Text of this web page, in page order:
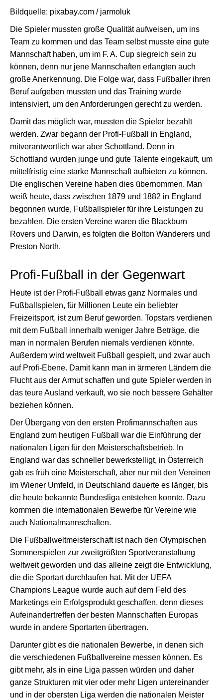
Bildquelle: pixabay.com / jarmoluk
Die Spieler mussten große Qualität aufweisen, um ins
Team zu kommen und das Team selbst musste eine gute
Mannschaft haben, um im F. A. Cup siegreich sein zu
können, denn nur jene Mannschaften erlangten auch
große Anerkennung. Die Folge war, dass Fußballer ihren
Beruf aufgeben mussten und das Training wurde
intensiviert, um den Anforderungen gerecht zu werden.
Damit das möglich war, mussten die Spieler bezahlt
werden. Zwar begann der Profi-Fußball in England,
mitverantwortlich war aber Schottland. Denn in
Schottland wurden junge und gute Talente eingekauft, um
mittelfristig eine starke Mannschaft aufbieten zu können.
Die englischen Vereine haben dies übernommen. Man
weiß heute, dass zwischen 1879 und 1882 in England
begonnen wurde, Fußballspieler für ihre Leistungen zu
bezahlen. Die ersten Vereine waren die Blackburn
Rovers und Darwin, es folgten die Bolton Wanderers und
Preston North.
Profi-Fußball in der Gegenwart
Heute ist der Profi-Fußball etwas ganz Normales und
Fußballspielen, für Millionen Leute ein beliebter
Freizeitsport, ist zum Beruf geworden. Topstars verdienen
mit dem Fußball innerhalb weniger Jahre Beträge, die
man in normalen Berufen niemals verdienen könnte.
Außerdem wird weltweit Fußball gespielt, und zwar auch
auf Profi-Ebene. Damit kann man in ärmeren Ländern die
Flucht aus der Armut schaffen und gute Spieler werden in
das teure Ausland verkauft, wo sie noch bessere Gehälter
beziehen können.
Der Übergang von den ersten Profimannschaften aus
England zum heutigen Fußball war die Einführung der
nationalen Ligen für den Meisterschaftsbetrieb. In
England war das schneller bewerkstelligt, in Österreich
gab es früh eine Meisterschaft, aber nur mit den Vereinen
im Wiener Umfeld, in Deutschland dauerte es länger, bis
die heute bekannte Bundesliga entstehen konnte. Dazu
kommen die internationalen Bewerbe für Vereine wie
auch Nationalmannschaften.
Die Fußballweltmeisterschaft ist nach den Olympischen
Sommerspielen zur zweitgrößten Sportveranstaltung
weltweit geworden und das alleine zeigt die Entwicklung,
die die Sportart durchlaufen hat. Mit der UEFA
Champions League wurde auch auf dem Feld des
Marketings ein Erfolgsprodukt geschaffen, denn dieses
Aufeinandertreffen der besten Mannschaften Europas
wurde in andere Sportarten übertragen.
Darunter gibt es die nationalen Bewerbe, in denen sich
die verschiedenen Fußballvereine messen können. Es
gibt mehr, als in eine Liga passen würden und daher
ganze Strukturen mit vier oder mehr Ligen untereinander
und in der obersten Liga werden die nationalen Meister